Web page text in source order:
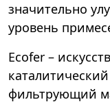
значительно
уровень
Ecofer –
фильтрующий